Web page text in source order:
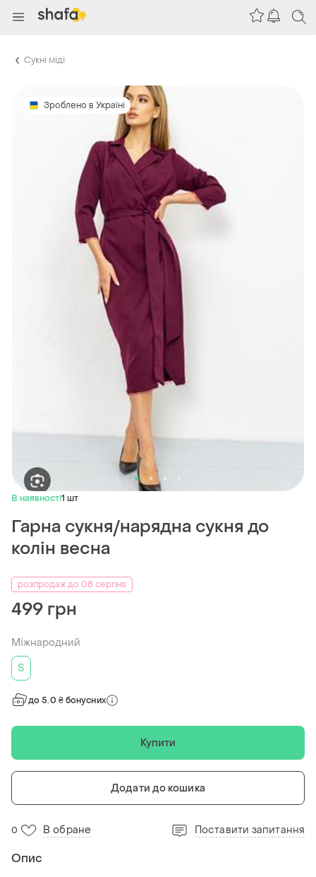
Сукні міді
Зроблено в Україні
В наявності1 шт
Гарна сукня/нарядна сукня до
колін весна
розпродаж до 08 серпня
499 грн
Міжнародний
S
до 5.0 ₴ бонусних
Купити
Додати до кошика
0 В обране Поставити запитання
Опис